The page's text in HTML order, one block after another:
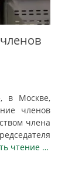
в Москве,
членов
члена
чтение …